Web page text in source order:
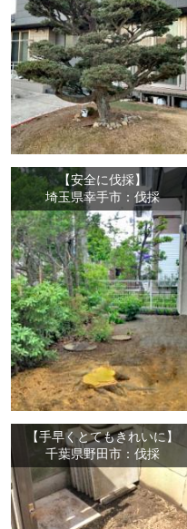
【安全に伐採】
埼玉県幸手市：伐採
【手早くとてもきれいに】
千葉県野田市：伐採